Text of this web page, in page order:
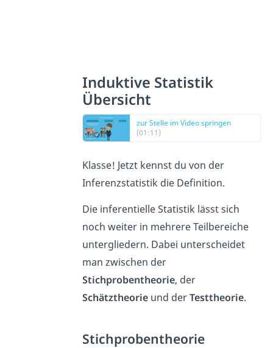
Induktive Statistik
Übersicht
zur Stelle im Video springen
(01:11)
Klasse! Jetzt kennst du von der
Inferenzstatistik die Definition.
Die inferentielle Statistik lässt sich
noch weiter in mehrere Teilbereiche
untergliedern. Dabei unterscheidet
man zwischen der
Stichprobentheorie, der
Schätztheorieund derTesttheorie.
Stichprobentheorie